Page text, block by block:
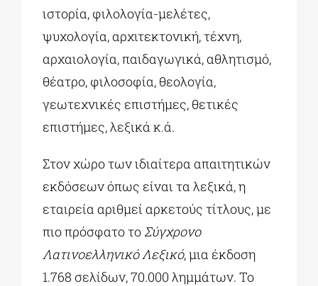
ιστορία, φιλολογία-μελέτες,
ψυχολογία, αρχιτεκτονική, τέχνη,
αρχαιολογία, παιδαγωγικά, αθλητισμό,
θέατρο, φιλοσοφία, θεολογία,
γεωτεχνικές επιστήμες, θετικές
επιστήμες, λεξικά κ.ά.
Στον χώρο των ιδιαίτερα απαιτητικών
εκδόσεων όπως είναι τα λεξικά, η
εταιρεία αριθμεί αρκετούς τίτλους, με
πιο πρόσφατο το Σύγχρονο
Λατινοελληνικό Λεξικό, μια έκδοση
1.768 σελίδων, 70.000 λημμάτων. Το